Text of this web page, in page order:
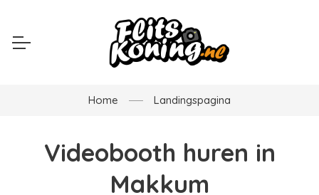
Home Landingspagina
Videobooth huren in
Makkum